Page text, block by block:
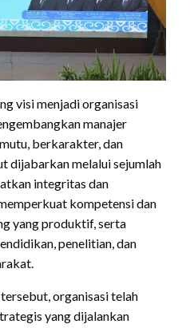
visi menjadi organisasi
manajer
berkarakter, dan
dijabarkan melalui sejumlah
integritas dan
kompetensi dan
yang produktif, serta
penelitian, dan
organisasi telah
yang dijalankan